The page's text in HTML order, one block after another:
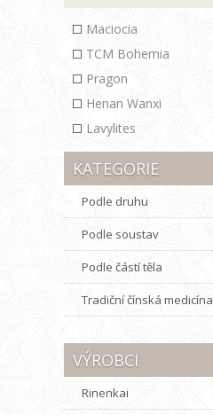
Maciocia
TCM Bohemia
Pragon
Henan Wanxi
Lavylites
KATEGORIE
Podle druhu
Podle soustav
Podle částí těla
Tradiční čínská medicína
VÝROBCI
Rinenkai